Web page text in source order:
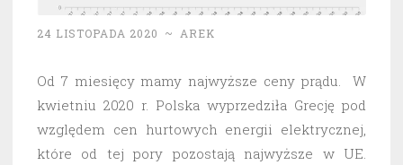
24 LISTOPADA 2020 ~ AREK
Od 7 miesięcy mamy najwyższe ceny prądu. W
kwietniu 2020 r. Polska wyprzedziła Grecję pod
względem cen hurtowych energii elektrycznej,
które od tej pory pozostają najwyższe w UE.